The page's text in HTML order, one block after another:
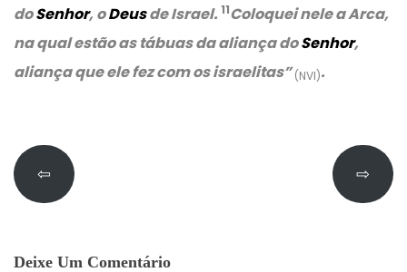
doSenhor, oDeusde Israel.11Coloquei nele a Arca,
na qual estão as tábuas da aliança doSenhor,
aliança que ele fez com os israelitas”(NVI).
⇦ ⇨
Deixe Um Comentário